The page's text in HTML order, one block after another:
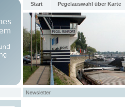
Start Pegelauswahl über Karte
Newsletter